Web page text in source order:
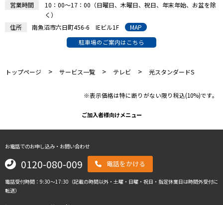
営業時間
10：00～17：00（日曜日、木曜日、祝日、年末年始、お盆を除
く）
住所
南魚沼市六日町456-6 IEビル1F MAP
駐車場のご案内はこちら
トップページ >サービス一覧 > テレビ > 光スタンダードS
※表示価格は特に断りがない限り税込(10%)です。
ご加入者様向けメニュー
お電話でのお申し込み・お問い合わせ
0120-080-009 電話をかける
電話受付時間：9:30～17:30（記載の時間以外・土曜・日曜・祝日・指定休業日は時間外受付に
転送）